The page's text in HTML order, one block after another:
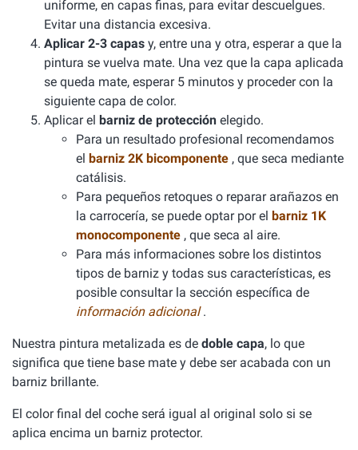
uniforme, en capas finas, para evitar descuelgues.
Evitar una distancia excesiva.
Aplicar 2-3 capas y, entre una y otra, esperar a que la
pintura se vuelva mate. Una vez que la capa aplicada
se queda mate, esperar 5 minutos y proceder con la
siguiente capa de color.
Aplicar el barniz de protección elegido.
Para un resultado profesional recomendamos
el barniz 2K bicomponente , que seca mediante
catálisis.
Para pequeños retoques o reparar arañazos en
la carrocería, se puede optar por el barniz 1K
monocomponente , que seca al aire.
Para más informaciones sobre los distintos
tipos de barniz y todas sus características, es
posible consultar la sección específica de
información adicional.
Nuestra pintura metalizada es de doble capa, lo que
significa que tiene base mate y debe ser acabada con un
barniz brillante.
El color final del coche será igual al original solo si se
aplica encima un barniz protector.